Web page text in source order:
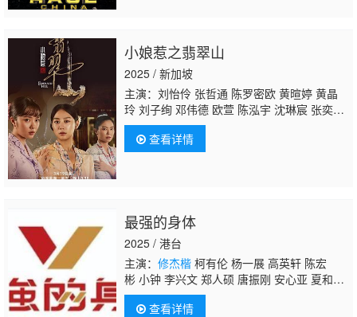
小娘惹之翡翠山
2025 / 新加坡
主演：刘怡伶 张哲通 陈罗密欧 黄暄婷 黄晶
玲 刘子绚 邓伟德 欧萱 陈泓宇 沈琳宸 张奕
恺 陈莉萍 翟思铭 郭坤耀 吴俐璇 朱泽亮 郑惠
玉 姚懿珊 黄振隆 曾晓晴 郑六月 胡煜诗 萧歆
霓 林昭婷 曾诗梅 卓芳娴 黄俊雄 陈丽贞 陈天
查看详情
最强的身体
2025 / 港台
主演： 修杰楷柯有伦 杨一展 高英轩 陈宏
彬 小钟 李兴文 郑人硕 唐振刚 安心亚 夏和
熙 禾浩辰 孙沁岳 林芯仪
查看详情